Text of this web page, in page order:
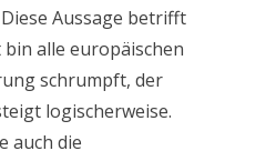
Aussage betrifft
alle europäischen
schrumpft, der
logischerweise.
auch die